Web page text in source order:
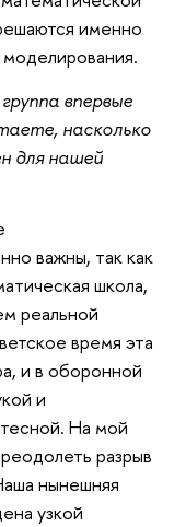
именно
впервые
насколько
для нашей
важны, так как
школа,
реальной
время эта
и в оборонной
и
На мой
разрыв
нынешняя
узкой